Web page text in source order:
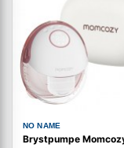
NO NAME
Brystpumpe